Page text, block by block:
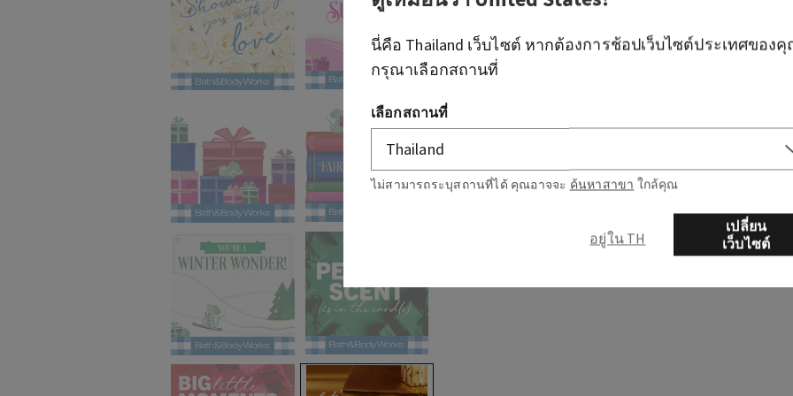
นี่คือ Thailand เว็บไซต์ หากต้องการช้อปเว็บไซต์ประเทศของ
กรุณาเลือกสถานที่
เลือกสถานที่
ไม่สามารถระบุสถานที่ได้ คุณอาจจะ ค้นหาสาขา ใกล้คุณ
อยู่ใน TH
เปลี่ยน
เว็บไซต์